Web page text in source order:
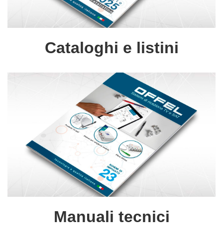
Cataloghi e listini
Manuali tecnici